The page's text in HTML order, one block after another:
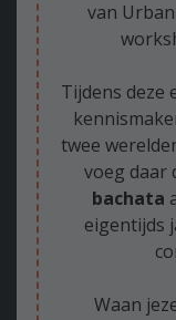
van
Tijdens deze
twee
voeg daar
bachata
eigentijds
Waan